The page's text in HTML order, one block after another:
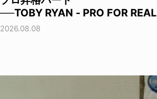
──TOBY RYAN - PRO FOR REAL
2026.08.08